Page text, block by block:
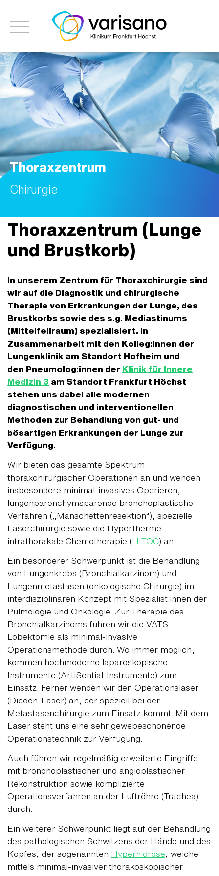
Thoraxzentrum
Chirurgie
Thoraxzentrum (Lunge
und Brustkorb)
In unserem Zentrum für Thoraxchirurgie sind
wir auf die Diagnostik und chirurgische
Therapie von Erkrankungen der Lunge, des
Brustkorbs sowie des s.g. Mediastinums
(Mittelfellraum) spezialisiert. In
Zusammenarbeit mit den Kolleg:innen der
Lungenklinik am Standort Hofheim und
den Pneumolog:innen der Klinik für Innere
Medizin 3 am Standort Frankfurt Höchst
stehen uns dabei alle modernen
diagnostischen und interventionellen
Methoden zur Behandlung von gut- und
bösartigen Erkrankungen der Lunge zur
Verfügung.
Wir bieten das gesamte Spektrum
thoraxchirurgischer Operationen an und wenden
insbesondere minimal-invasives Operieren,
lungenparenchymsparende bronchoplastische
Verfahren („Manschettenresektion“), spezielle
Laserchirurgie sowie die Hypertherme
intrathorakale Chemotherapie (HITOC) an.
Ein besonderer Schwerpunkt ist die Behandlung
von Lungenkrebs (Bronchialkarzinom) und
Lungenmetastasen (onkologische Chirurgie) im
interdisziplinären Konzept mit Spezialist:innen der
Pulmologie und Onkologie. Zur Therapie des
Bronchialkarzinoms führen wir die VATS-
Lobektomie als minimal-invasive
Operationsmethode durch. Wo immer möglich,
kommen hochmoderne laparoskopische
Instrumente (ArtiSential-Instrumente) zum
Einsatz. Ferner wenden wir den Operationslaser
(Dioden-Laser) an, der speziell bei der
Metastasenchirurgie zum Einsatz kommt. Mit dem
Laser steht uns eine sehr gewebeschonende
Operationstechnik zur Verfügung.
Auch führen wir regelmäßig erweiterte Eingriffe
mit bronchoplastischer und angioplastischer
Rekonstruktion sowie komplizierte
Operationsverfahren an der Luftröhre (Trachea)
durch.
Ein weiterer Schwerpunkt liegt auf der Behandlung
des pathologischen Schwitzens der Hände und des
Kopfes, der sogenannten Hyperhidrose , welche
mittels minimal-invasiver thorakoskopischer